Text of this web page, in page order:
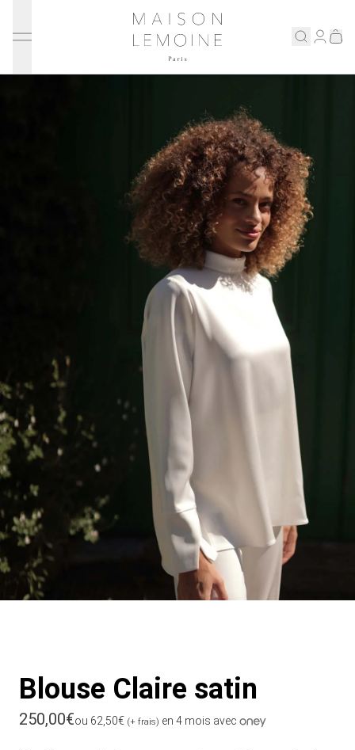
Prenons rendez-vous
Maison Lemoine
Blouse Claire satin
Prix habituel
250,00€ou 62,50€ (+ frais) en 4 mois avec